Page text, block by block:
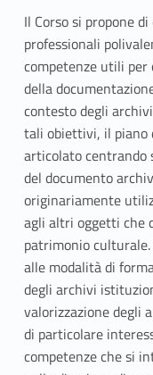
Il Corso si propone
professionali
competenze utili per
della
contesto degli
tali obiettivi, il piano
articolato centrando
del documento
originariamente
agli altri oggetti che
patrimonio
alle modalità di
degli archivi
valorizzazione degli
di particolare
competenze che si